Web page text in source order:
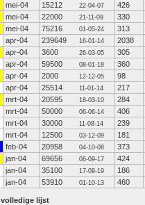
mei-04 15212 22-04-07 426
mei-04 22000 21-11-09 330
mei-04 75216 01-05-24 313
apr-04 239649 16-01-14 2038
apr-04 3600 26-03-05 305
apr-04 59500 08-01-18 360
apr-04 2000 12-12-05 98
apr-04 25514 11-01-14 217
mrt-04 20595 18-03-10 284
mrt-04 50000 06-06-14 406
mrt-04 30000 11-08-14 239
mrt-04 12500 03-12-09 181
feb-04 20958 04-10-08 373
jan-04 69656 06-09-17 424
jan-04 35100 17-09-19 186
jan-04 53910 01-10-13 460
volledige lijst